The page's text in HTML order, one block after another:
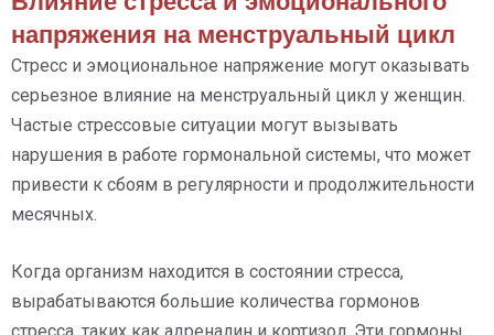
напряжения на менструальный цикл
Стресс и эмоциональное напряжение могут оказывать
серьезное влияние на менструальный цикл у женщин.
Частые стрессовые ситуации могут вызывать
нарушения в работе гормональной системы, что может
привести к сбоям в регулярности и продолжительности
месячных.
Когда организм находится в состоянии стресса,
вырабатываются большие количества гормонов